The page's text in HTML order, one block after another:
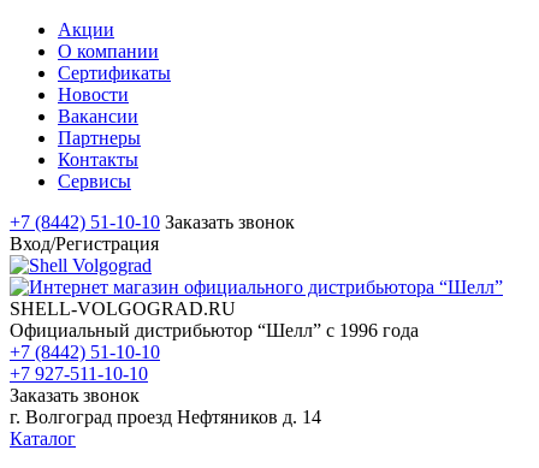
Акции
О компании
Сертификаты
Новости
Вакансии
Партнеры
Контакты
Сервисы
+7 (8442) 51-10-10 Заказать звонок
Вход/Регистрация
SHELL-VOLGOGRAD.RU
Официальный дистрибьютор “Шелл” с 1996 года
+7 (8442) 51-10-10
+7 927-511-10-10
Заказать звонок
г. Волгоград проезд Нефтяников д. 14
Каталог